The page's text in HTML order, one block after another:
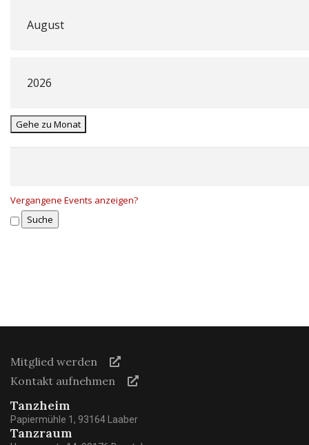
Gehe zu Monat
Vergangene Events anzeigen?
Mitglied werden
Kontakt aufnehmen
Tanzheim
Papiermühle 1, 93164 Laaber
Tanzraum